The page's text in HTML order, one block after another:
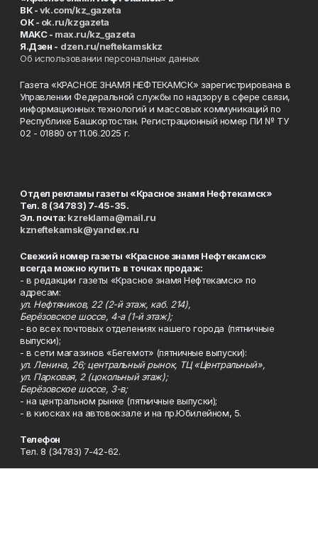
ВК -vk.com/kz_gazeta
ОК - ok.ru/kzgazeta
MAKC - max.ru/kz_gazeta
Я.Дзен - dzen.ru/neftekamskkz
Об использовании персональных данных
Газета «КРАСНОЕ ЗНАМЯ НЕФТЕКАМСК» зарегистрирована в
Управлении Федеральной службы по надзору в сфере связи,
информационных технологий и массовых коммуникаций по
Республике Башкортостан. Регистрационный номер ПИ № ТУ
02 - 01880 от 11.06.2025 г.
Отдел рекламы газеты «Красное знамя Нефтекамск»
Тел. 8 (34783) 7-45-35.
Эл. почта: kzreklama@mail.ru
kzneftekamsk@yandex.ru
Свежий номер газеты «Красное знамя Нефтекамск»
всегда можно купить в точках продаж:
- в редакции газеты «Красное знамя Нефтекамск» по
адресам:
ул. Нефтяников, 22 (2-й этаж, каб. 214),
Берёзовское шоссе, 4-а (1-й этаж);
- во всех почтовых отделениях нашего города (пятничные
выпуски);
- в сети магазинов «Бегемот» (пятничные выпуски):
ул. Ленина, 26; центральный рынок, ТЦ «Центральный»,
ул. Парковая, 2 (цокольный этаж);
Берёзовское шоссе, 3-в;
- на центральном рынке (пятничные выпуски);
- в киосках на автовокзале и на пр.Юбилейном, 5.
Телефон
Тел. 8 (34783) 7-42-62.
Эл. почта